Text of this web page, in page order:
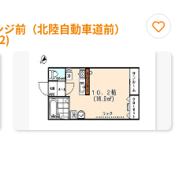
前（北陸自動車道前）
に入